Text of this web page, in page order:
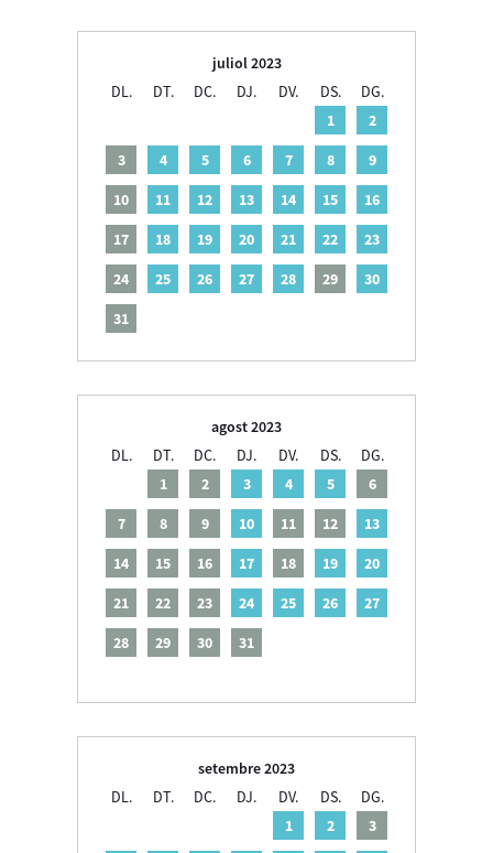
juliol 2023
DL.
DT. DC. DJ. DV. DS.
DG.
1
2
3
4 5 6 7 8
9
10
11 12 13 14 15
16
17
18 19 20 21 22
23
24
25 26 27 28 29
30
31
agost 2023
DL.
DT. DC. DJ. DV. DS.
DG.
1
2 3 4 5
6
7
8 9 10 11 12
13
14
15 16 17 18 19
20
21
22 23 24 25 26
27
28
29 30 31
setembre 2023
DL.
DT. DC. DJ. DV. DS.
DG.
1
2
3